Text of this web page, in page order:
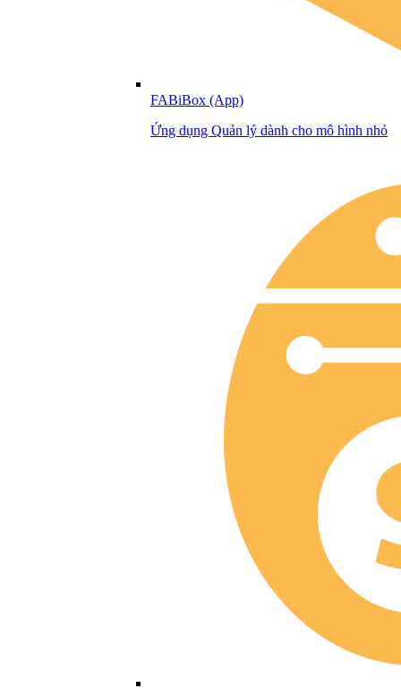
FABiBox (App)
Ứng dụng Quản lý dành cho mô hình nhỏ